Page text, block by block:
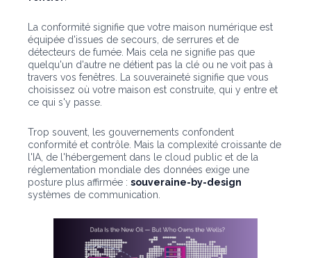
La conformité signifie que votre maison numérique est
équipée d'issues de secours, de serrures et de
détecteurs de fumée. Mais cela ne signifie pas que
quelqu'un d'autre ne détient pas la clé ou ne voit pas à
travers vos fenêtres. La souveraineté signifie que vous
choisissez où votre maison est construite, qui y entre et
ce qui s'y passe.
Trop souvent, les gouvernements confondent
conformité et contrôle. Mais la complexité croissante de
l'IA, de l'hébergement dans le cloud public et de la
réglementation mondiale des données exige une
posture plus affirmée : souveraine-by-design
systèmes de communication.